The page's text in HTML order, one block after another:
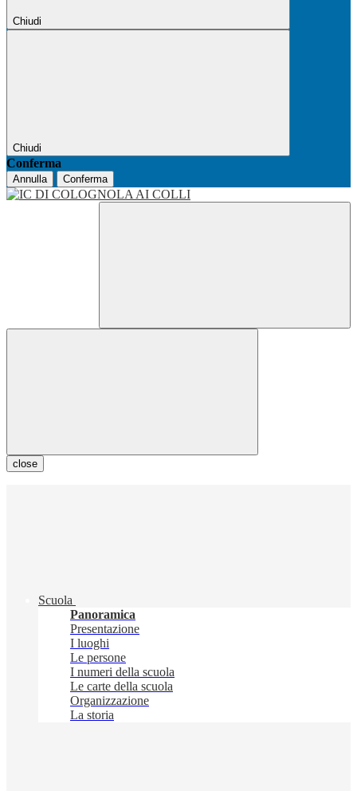
Chiudi
Chiudi
Conferma
Annulla Conferma
close
Scuola
Panoramica
Presentazione
I luoghi
Le persone
I numeri della scuola
Le carte della scuola
Organizzazione
La storia